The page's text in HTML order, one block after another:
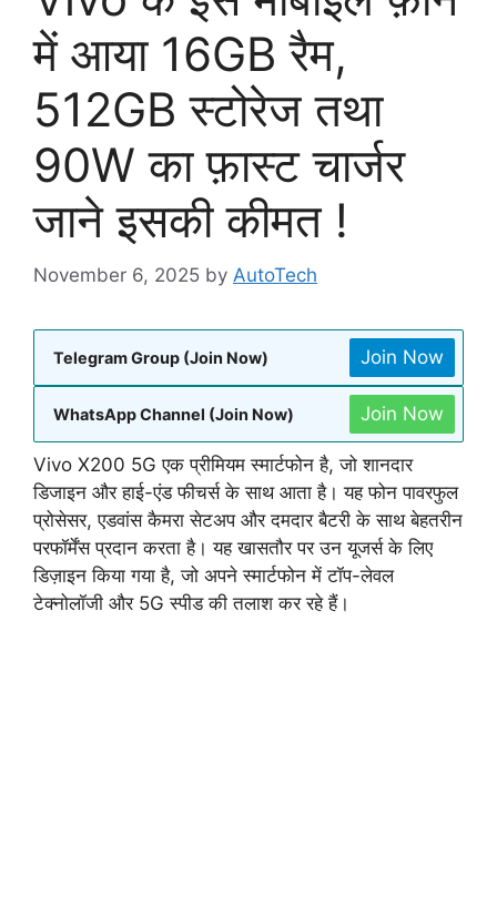
में आया 16GB रैम,
512GB स्टोरेज तथा
90W का फ़ास्ट चार्जर
जाने इसकी कीमत !
November 6, 2025 by AutoTech
Telegram Group (Join Now) Join Now
WhatsApp Channel (Join Now) Join Now
Vivo X200 5G एक प्रीमियम स्मार्टफोन है, जो शानदार
डिजाइन और हाई-एंड फीचर्स के साथ आता है। यह फोन पावरफुल
प्रोसेसर, एडवांस कैमरा सेटअप और दमदार बैटरी के साथ बेहतरीन
परफॉर्मेंस प्रदान करता है। यह खासतौर पर उन यूजर्स के लिए
डिज़ाइन किया गया है, जो अपने स्मार्टफोन में टॉप-लेवल
टेक्नोलॉजी और 5G स्पीड की तलाश कर रहे हैं।